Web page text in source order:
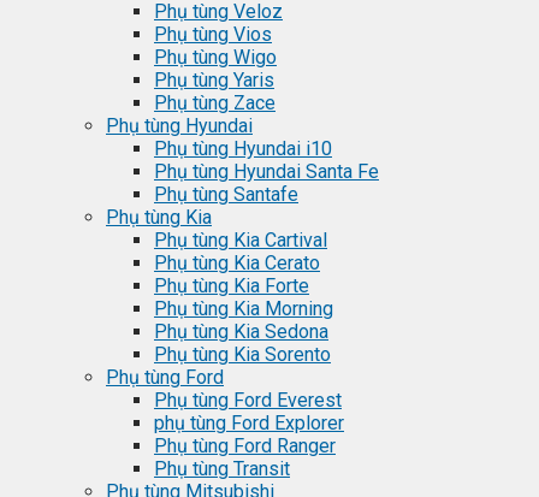
Phụ tùng Veloz
Phụ tùng Vios
Phụ tùng Wigo
Phụ tùng Yaris
Phụ tùng Zace
Phụ tùng Hyundai
Phụ tùng Hyundai i10
Phụ tùng Hyundai Santa Fe
Phụ tùng Santafe
Phụ tùng Kia
Phụ tùng Kia Cartival
Phụ tùng Kia Cerato
Phụ tùng Kia Forte
Phụ tùng Kia Morning
Phụ tùng Kia Sedona
Phụ tùng Kia Sorento
Phụ tùng Ford
Phụ tùng Ford Everest
phụ tùng Ford Explorer
Phụ tùng Ford Ranger
Phụ tùng Transit
Phụ tùng Mitsubishi